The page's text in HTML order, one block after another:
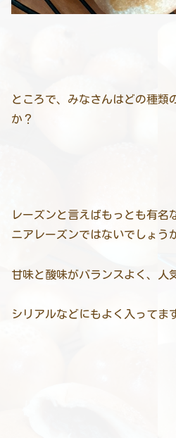
ところで、みなさんはどの種類
か？
レーズンと言えばもっとも有名
ニアレーズンではないでしょう
甘味と酸味がバランスよく、人
シリアルなどにもよく入ってま